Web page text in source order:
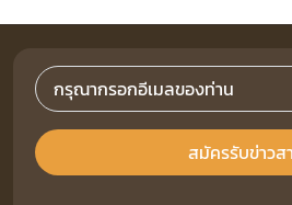
สมัครรับข่าวส